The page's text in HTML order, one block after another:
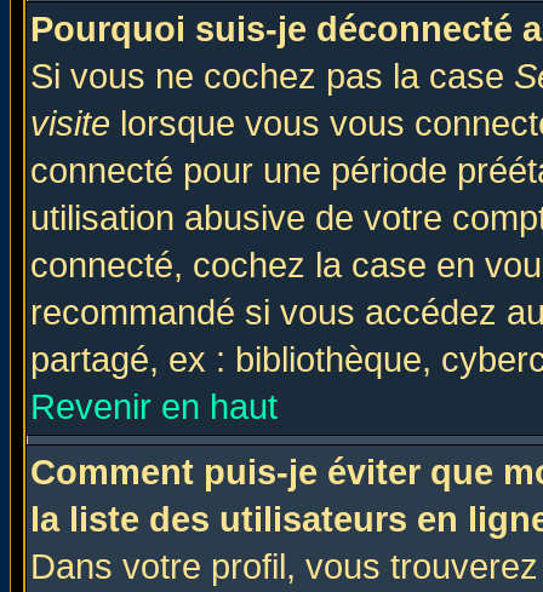
Pourquoi suis-je déconnecté
Si vous ne cochez pas la case
visite lorsque vous vous
connecté pour une période
utilisation abusive de votre
connecté, cochez la case en
recommandé si vous accédez
partagé, ex : bibliothèque,
Revenir en haut
Comment puis-je éviter que
la liste des utilisateurs en
Dans votre profil, vous